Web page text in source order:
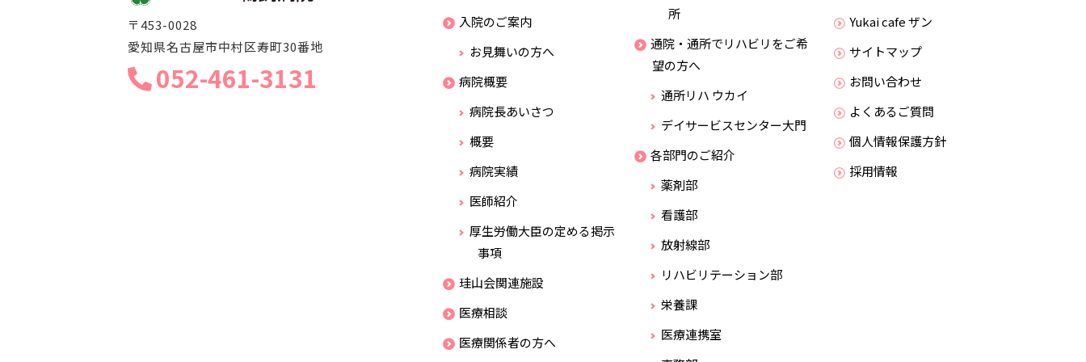
〒453-0028
愛知県名古屋市中村区寿町30番地
052-461-3131
入院のご案内
お見舞いの方へ
病院概要
病院長あいさつ
概要
病院実績
医師紹介
厚生労働大臣の定める掲示
事項
珪山会関連施設
医療相談
医療関係者の方へ
所
通院・通所でリハビリをご希
望の方へ
通所リハ ウカイ
デイサービスセンター大門
各部門のご紹介
薬剤部
看護部
放射線部
リハビリテーション部
栄養課
医療連携室
Yukai cafe ザン
サイトマップ
お問い合わせ
よくあるご質問
個人情報保護方針
採用情報